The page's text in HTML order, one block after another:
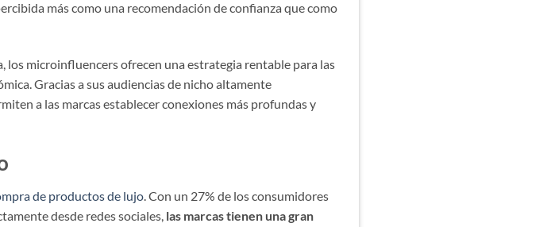
más como una recomendación de confianza que como
los microinfluencers ofrecen una estrategia rentable para las
Gracias a sus audiencias de nicho altamente
a las marcas establecer conexiones más profundas y
de productos de lujo. Con un 27% de los consumidores
desde redes sociales, las marcas tienen una gran